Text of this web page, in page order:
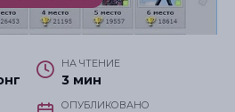
НА ЧТЕНИЕ
3 мин
ОПУБЛИКОВАНО